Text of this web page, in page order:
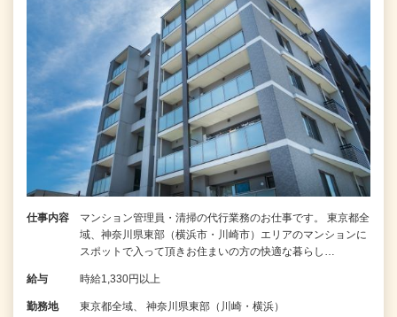
仕事内容
マンション管理員・清掃の代行業務のお仕事です。 東京都全
域、神奈川県東部（横浜市・川崎市）エリアのマンションに
スポットで入って頂きお住まいの方の快適な暮らし…
給与 時給1,330円以上
勤務地 東京都全域、 神奈川県東部（川崎・横浜）